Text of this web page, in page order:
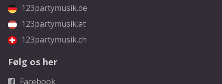
123partymusik.de
123partymusik.at
123partymusik.ch
Følg os her
Facebook